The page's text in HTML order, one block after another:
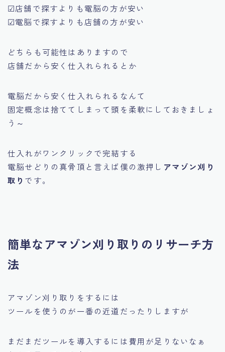
☑店舗で探すよりも電脳の方が安い
☑電脳で探すよりも店舗の方が安い
どちらも可能性はありますので
店舗だから安く仕入れられるとか
電脳だから安く仕入れられるなんて
固定概念は捨ててしまって頭を柔軟にしておきましょ
う～
仕入れがワンクリックで完結する
電脳せどりの真骨頂と言えば僕の激押し アマゾン刈り
取り です。
簡単なアマゾン刈り取りのリサーチ方
法
アマゾン刈り取りをするには
ツールを使うのが一番の近道だったりしますが
まだまだツールを導入するには費用が足りないなぁ